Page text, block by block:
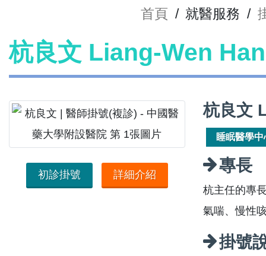
首頁 / 就醫服務 /
杭良文 Liang-Wen
初診掛號 詳細介紹
杭良文
睡眠醫學中
專長
杭主任的專
氣喘、慢性
掛號